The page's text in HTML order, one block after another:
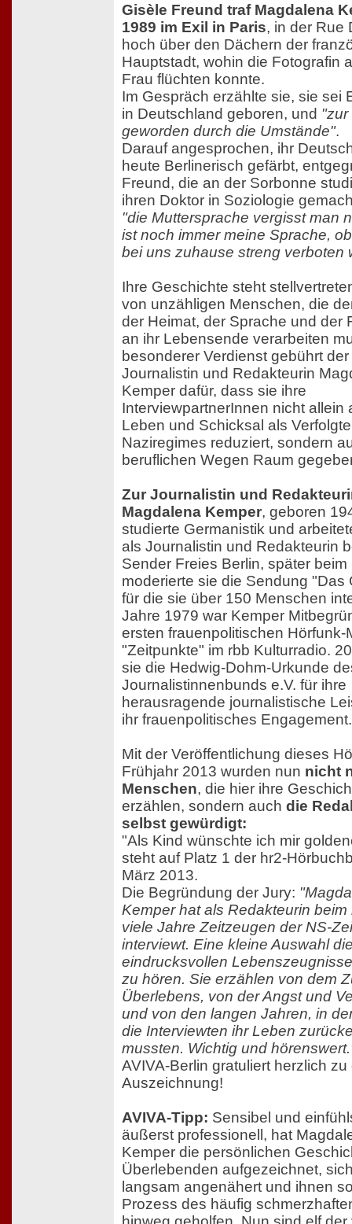
Gisèle Freund traf Magdalena
1989 im Exil in Paris, in der Rue
hoch über den Dächern der
Hauptstadt, wohin die Fotografin
Frau flüchten konnte.
Im Gespräch erzählte sie, sie sei
in Deutschland geboren, und "zur
geworden durch die Umstände".
Darauf angesprochen, ihr
heute Berlinerisch gefärbt,
Freund, die an der Sorbonne
ihren Doktor in Soziologie
"die Muttersprache vergisst man
ist noch immer meine Sprache,
bei uns zuhause streng verboten
Ihre Geschichte steht
von unzähligen Menschen, die
der Heimat, der Sprache und der
an ihr Lebensende verarbeiten
besonderer Verdienst gebührt der
Journalistin und Redakteurin
Kemper dafür, dass sie ihre
InterviewpartnerInnen nicht allein
Leben und Schicksal als
Naziregimes reduziert, sondern
beruflichen Wegen Raum
Zur Journalistin und
Magdalena Kemper, geboren
studierte Germanistik und
als Journalistin und Redakteurin
Sender Freies Berlin, später beim
moderierte sie die Sendung "Das
für die sie über 150 Menschen
Jahre 1979 war Kemper
ersten frauenpolitischen Hörfunk-
"Zeitpunkte" im rbb Kulturradio.
sie die Hedwig-Dohm-Urkunde
Journalistinnenbunds e.V. für ihre
herausragende journalistische
ihr frauenpolitisches Engagement.
Mit der Veröffentlichung dieses
Frühjahr 2013 wurden nun nicht
Menschen, die hier ihre
erzählen, sondern auch die
selbst gewürdigt:
"Als Kind wünschte ich mir
steht auf Platz 1 der hr2-
März 2013.
Die Begründung der Jury:
Kemper hat als Redakteurin beim
viele Jahre Zeitzeugen der NS-
interviewt. Eine kleine Auswahl
eindrucksvollen
zu hören. Sie erzählen von dem
Überlebens, von der Angst und
und von den langen Jahren, in
die Interviewten ihr Leben
mussten. Wichtig und
AVIVA-Berlin gratuliert herzlich zu
Auszeichnung!
AVIVA-Tipp: Sensibel und
äußerst professionell, hat
Kemper die persönlichen
Überlebenden aufgezeichnet,
langsam angenähert und ihnen
Prozess des häufig